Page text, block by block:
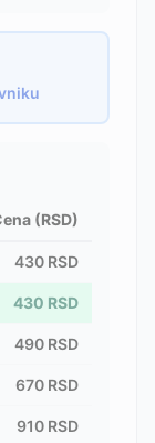
(RSD)
430 RSD
430 RSD
490 RSD
670 RSD
910 RSD